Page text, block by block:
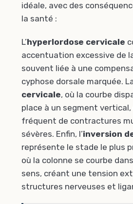
idéale, avec des
la santé :
L’hyperlordose cervicale
accentuation excessive de
souvent liée à une
cyphose dorsale marquée.
cervicale, où la courbe
place à un segment
fréquent de contractures
sévères. Enfin, l’inversion
représente le stade le plus
où la colonne se courbe
sens, créant une tension
structures nerveuses et